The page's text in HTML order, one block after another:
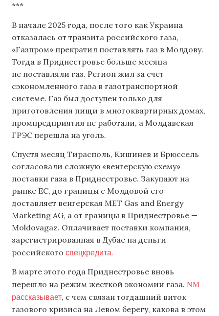
***
В начале 2025 года, после того как Украина
отказалась от транзита российского газа,
«Газпром» прекратил поставлять газ в Молдову.
Тогда в Приднестровье больше месяца
не поставляли газ. Регион жил за счет
сэкономленного газа в газотранспортной
системе. Газ был доступен только для
приготовления пищи в многоквартирных домах,
промпредприятия не работали, а Молдавская
ГРЭС перешла на уголь.
Спустя месяц Тирасполь, Кишинев и Брюссель
согласовали сложную «венгерскую схему»
поставки газа в Приднестровье. Закупают на
рынке ЕС, до границы с Молдовой его
доставляет венгерская MET Gas and Energy
Marketing AG, а от границы в Приднестровье —
Moldovagaz. Оплачивает поставки компания,
зарегистрированная в Дубае на деньги
российского спецкредита.
В марте этого года Приднестровье вновь
перешло на режим жесткой экономии газа. NM
рассказывает, с чем связан тогдашний виток
газового кризиса на Левом берегу, какова в этом